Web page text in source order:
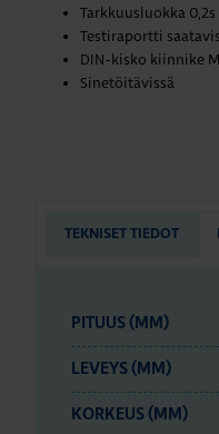
Tarkkuusluokka 0,2s
Testiraportti
DIN-kisko kiinnike
Sinetöitävissä
TEKNISET TIEDOT
PITUUS (MM)
LEVEYS (MM)
KORKEUS (MM)